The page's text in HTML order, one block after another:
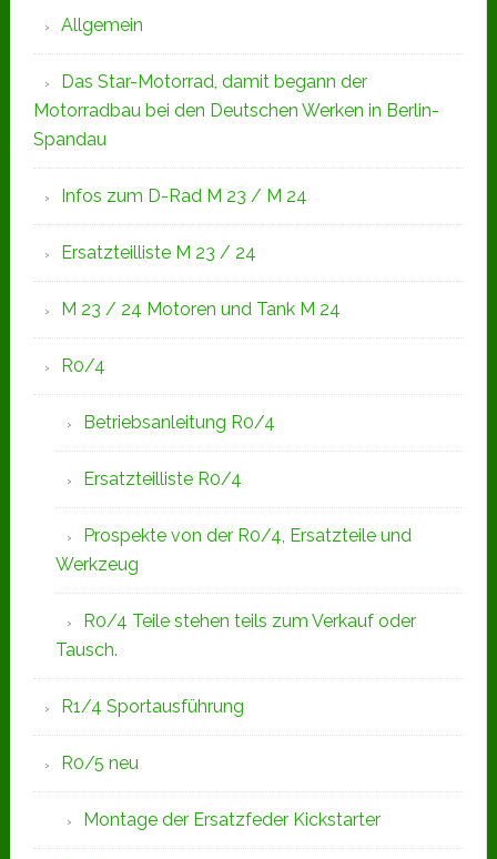
Allgemein
Das Star-Motorrad, damit begann der
Motorradbau bei den Deutschen Werken in Berlin-
Spandau
Infos zum D-Rad M 23 / M 24
Ersatzteilliste M 23 / 24
M 23 / 24 Motoren und Tank M 24
R0/4
Betriebsanleitung R0/4
Ersatzteilliste R0/4
Prospekte von der R0/4, Ersatzteile und
Werkzeug
R0/4 Teile stehen teils zum Verkauf oder
Tausch.
R1/4 Sportausführung
R0/5 neu
Montage der Ersatzfeder Kickstarter